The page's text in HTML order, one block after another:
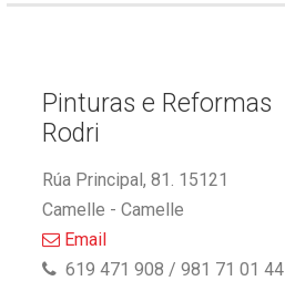
Pinturas e Reformas
Rodri
Rúa Principal, 81. 15121
Camelle - Camelle
Email
619 471 908 / 981 71 01 44